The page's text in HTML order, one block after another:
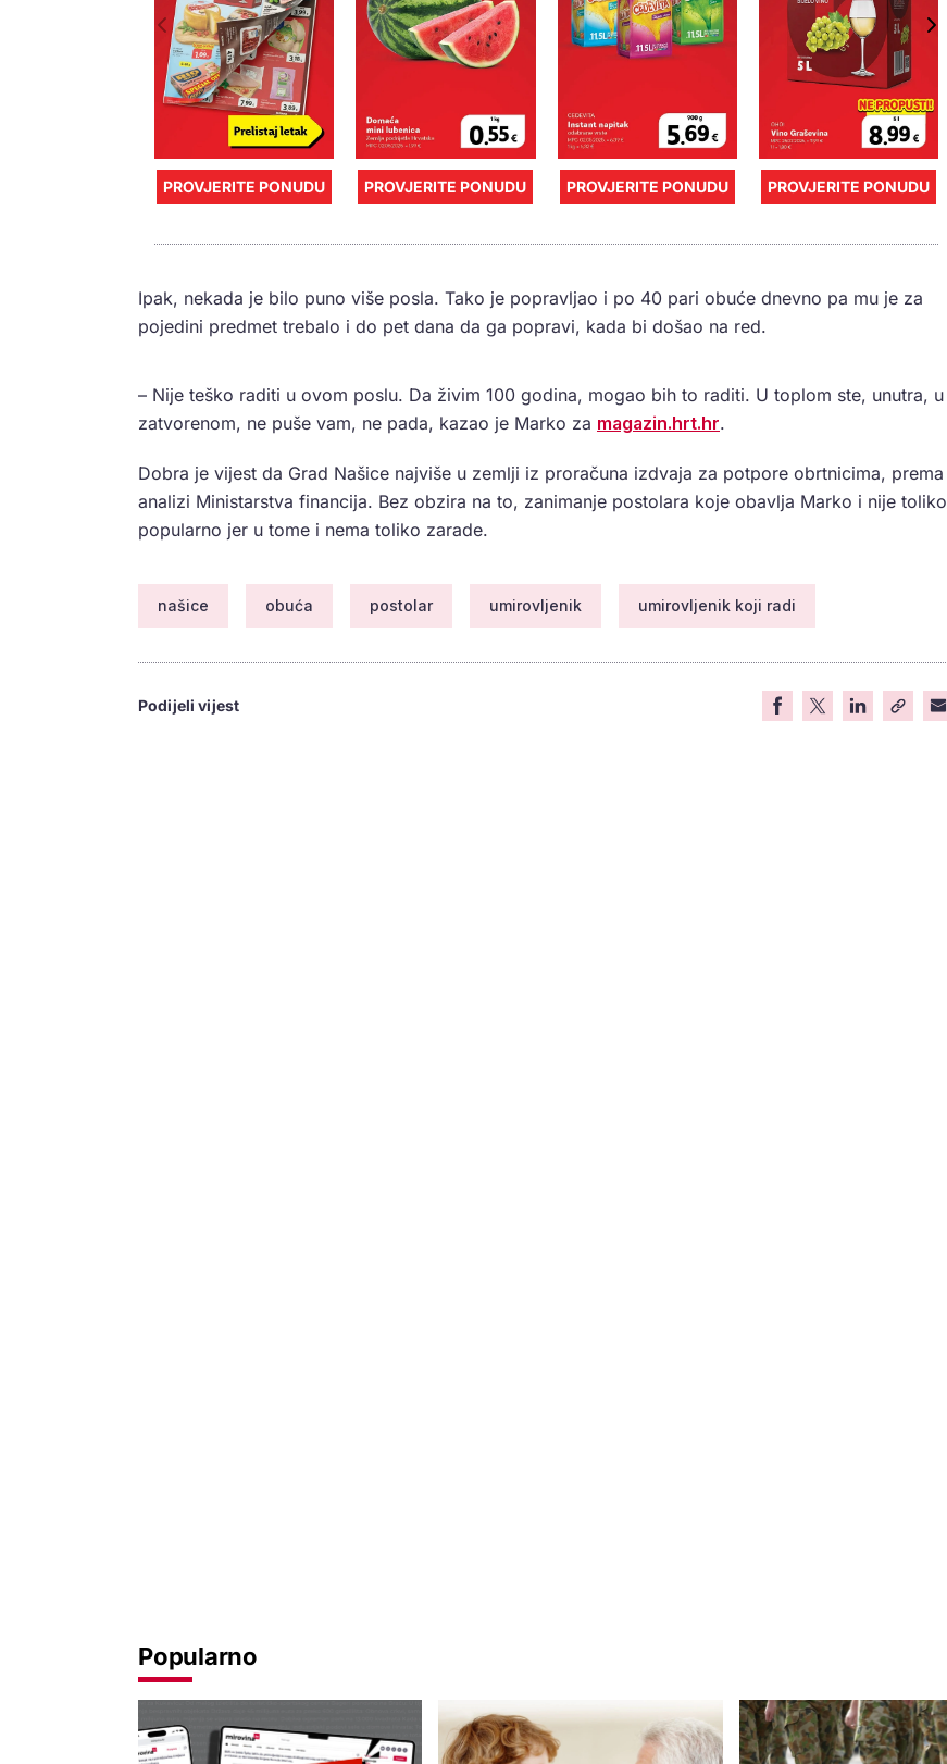
PROVJERITE PONUDU PROVJERITE PONUDU PROVJERITE PONUDU PROVJERITE PONUDU
Ipak, nekada je bilo puno više posla. Tako je popravljao i po 40 pari obuće dnevno pa mu je za
pojedini predmet trebalo i do pet dana da ga popravi, kada bi došao na red.
– Nije teško raditi u ovom poslu. Da živim 100 godina, mogao bih to raditi. U toplom ste, unutra, u
zatvorenom, ne puše vam, ne pada, kazao je Marko za magazin.hrt.hr.
Dobra je vijest da Grad Našice najviše u zemlji iz proračuna izdvaja za potpore obrtnicima, prema
analizi Ministarstva financija. Bez obzira na to, zanimanje postolara koje obavlja Marko i nije toliko
popularno jer u tome i nema toliko zarade.
našice obuća postolar umirovljenik umirovljenik koji radi
Podijeli vijest
Popularno